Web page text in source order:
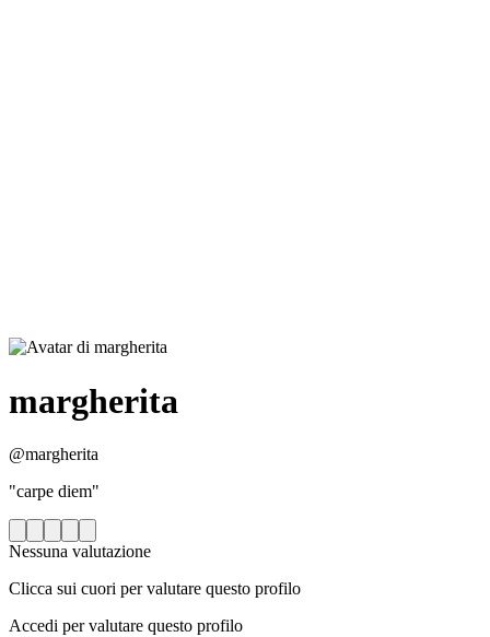
margherita
@margherita
"carpe diem"
Nessuna valutazione
Clicca sui cuori per valutare questo profilo
Accedi per valutare questo profilo